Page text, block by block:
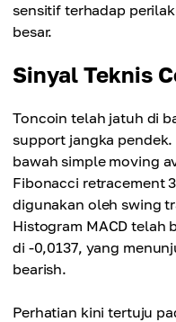
sensitif terhadap
besar.
Sinyal Teknis
Toncoin telah jatuh di
support jangka
bawah simple moving
Fibonacci retracement
digunakan oleh swing
Histogram MACD telah
di -0,0137, yang
bearish.
Perhatian kini tertuju